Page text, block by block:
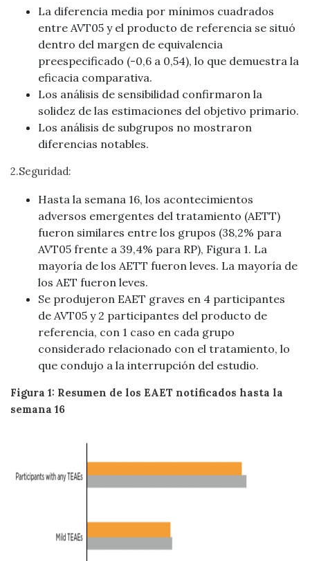
La diferencia media por mínimos cuadrados
entre AVT05 y el producto de referencia se situó
dentro del margen de equivalencia
preespecificado (-0,6 a 0,54), lo que demuestra la
eficacia comparativa.
Los análisis de sensibilidad confirmaron la
solidez de las estimaciones del objetivo primario.
Los análisis de subgrupos no mostraron
diferencias notables.
2.Seguridad:
Hasta la semana 16, los acontecimientos
adversos emergentes del tratamiento (AETT)
fueron similares entre los grupos (38,2% para
AVT05 frente a 39,4% para RP), Figura 1. La
mayoría de los AETT fueron leves. La mayoría de
los AET fueron leves.
Se produjeron EAET graves en 4 participantes
de AVT05 y 2 participantes del producto de
referencia, con 1 caso en cada grupo
considerado relacionado con el tratamiento, lo
que condujo a la interrupción del estudio.
Figura 1: Resumen de los EAET notificados hasta la
semana 16